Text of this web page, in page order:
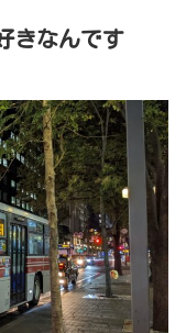
きなんです